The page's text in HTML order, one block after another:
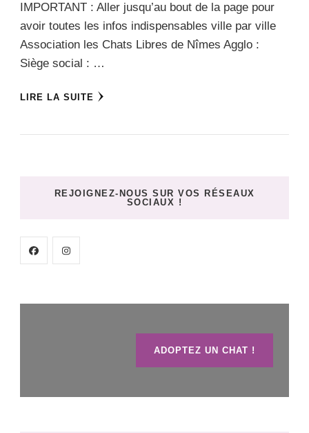
IMPORTANT : Aller jusqu’au bout de la page pour
avoir toutes les infos indispensables ville par ville
Association les Chats Libres de Nîmes Agglo :
Siège social : …
LIRE LA SUITE
REJOIGNEZ-NOUS SUR VOS RÉSEAUX
SOCIAUX !
ADOPTEZ UN CHAT !